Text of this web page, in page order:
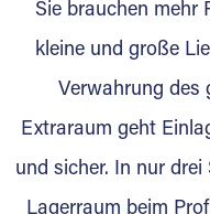
Lagerkunden und
Ihre Vorteile als
Marktgerechte
Digitale
Gewinnung
Sie brauchen mehr
kleine und große
Verwahrung des
Extraraum geht
und sicher. In nur
Lagerraum beim